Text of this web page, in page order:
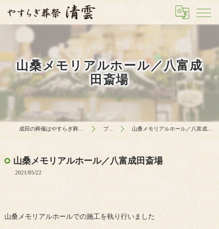
山桑メモリアルホール／八富成
田斎場
成田の葬儀はやすらぎ葬祭 清雲 ブログ 山桑メモリアルホール／八富成田斎場
山桑メモリアルホール／八富成田斎場
2021/05/22
山桑メモリアルホールでの施工を執り行いました